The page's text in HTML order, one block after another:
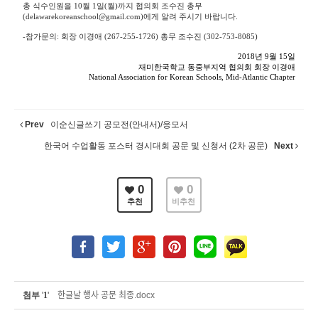
총 식수인원을 10월 1 일(월)까지 협의회 조수진 총무
(delawarekoreanschool@gmail.com)에게 알려 주시기 바랍니다
-참가문의: 회장 이경애 (267-255-1726) 총무 조수진 (302-753-8085)
2018년 9월 15일
재미한국학교 동중부지역 협의회 회장 이경애
National Association for Korean Schools, Mid-Atlantic Chapter
Prev 이순신글쓰기 공모전(안내서)/응모서
한국어 수업활동 포스터 경시대회 공문 및 신청서 (2차 공문) Next
0
추천
0
비추천
첨부 '1' 한글날 행사 공문 최종.docx